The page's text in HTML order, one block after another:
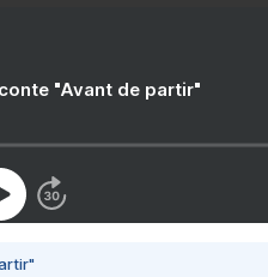
"Avant de partir"